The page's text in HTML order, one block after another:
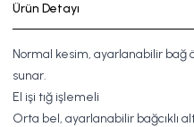
Ürün Detayı
Normal kesim, ayarlanabilir bağ
sunar.
El işi tığ işlemeli
Orta bel, ayarlanabilir bağcıklı